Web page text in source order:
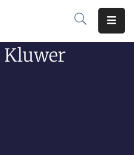
Kluwer